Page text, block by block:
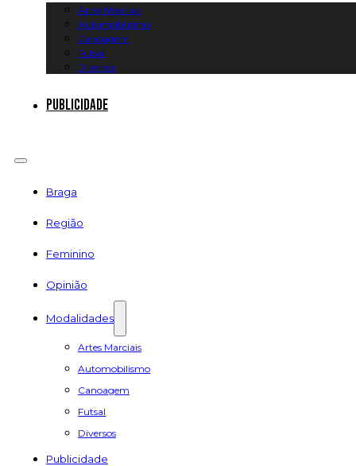
Artes Marciais
Automobilismo
Canoagem
Futsal
Diversos
Publicidade
Braga
Região
Feminino
Opinião
Modalidades
Artes Marciais
Automobilismo
Canoagem
Futsal
Diversos
Publicidade